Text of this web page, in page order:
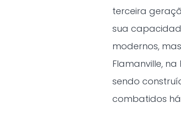
terceira
sua
modernos,
Flamanville,
sendo
combatidos